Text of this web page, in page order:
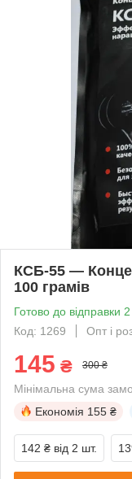
КСБ-55 —
100 грамів
Готово до відправки 2
Код: 1269
Опт і
145 ₴ 300 ₴
Мінімальна сума
Економія 155 ₴
142 ₴ від 2 шт.